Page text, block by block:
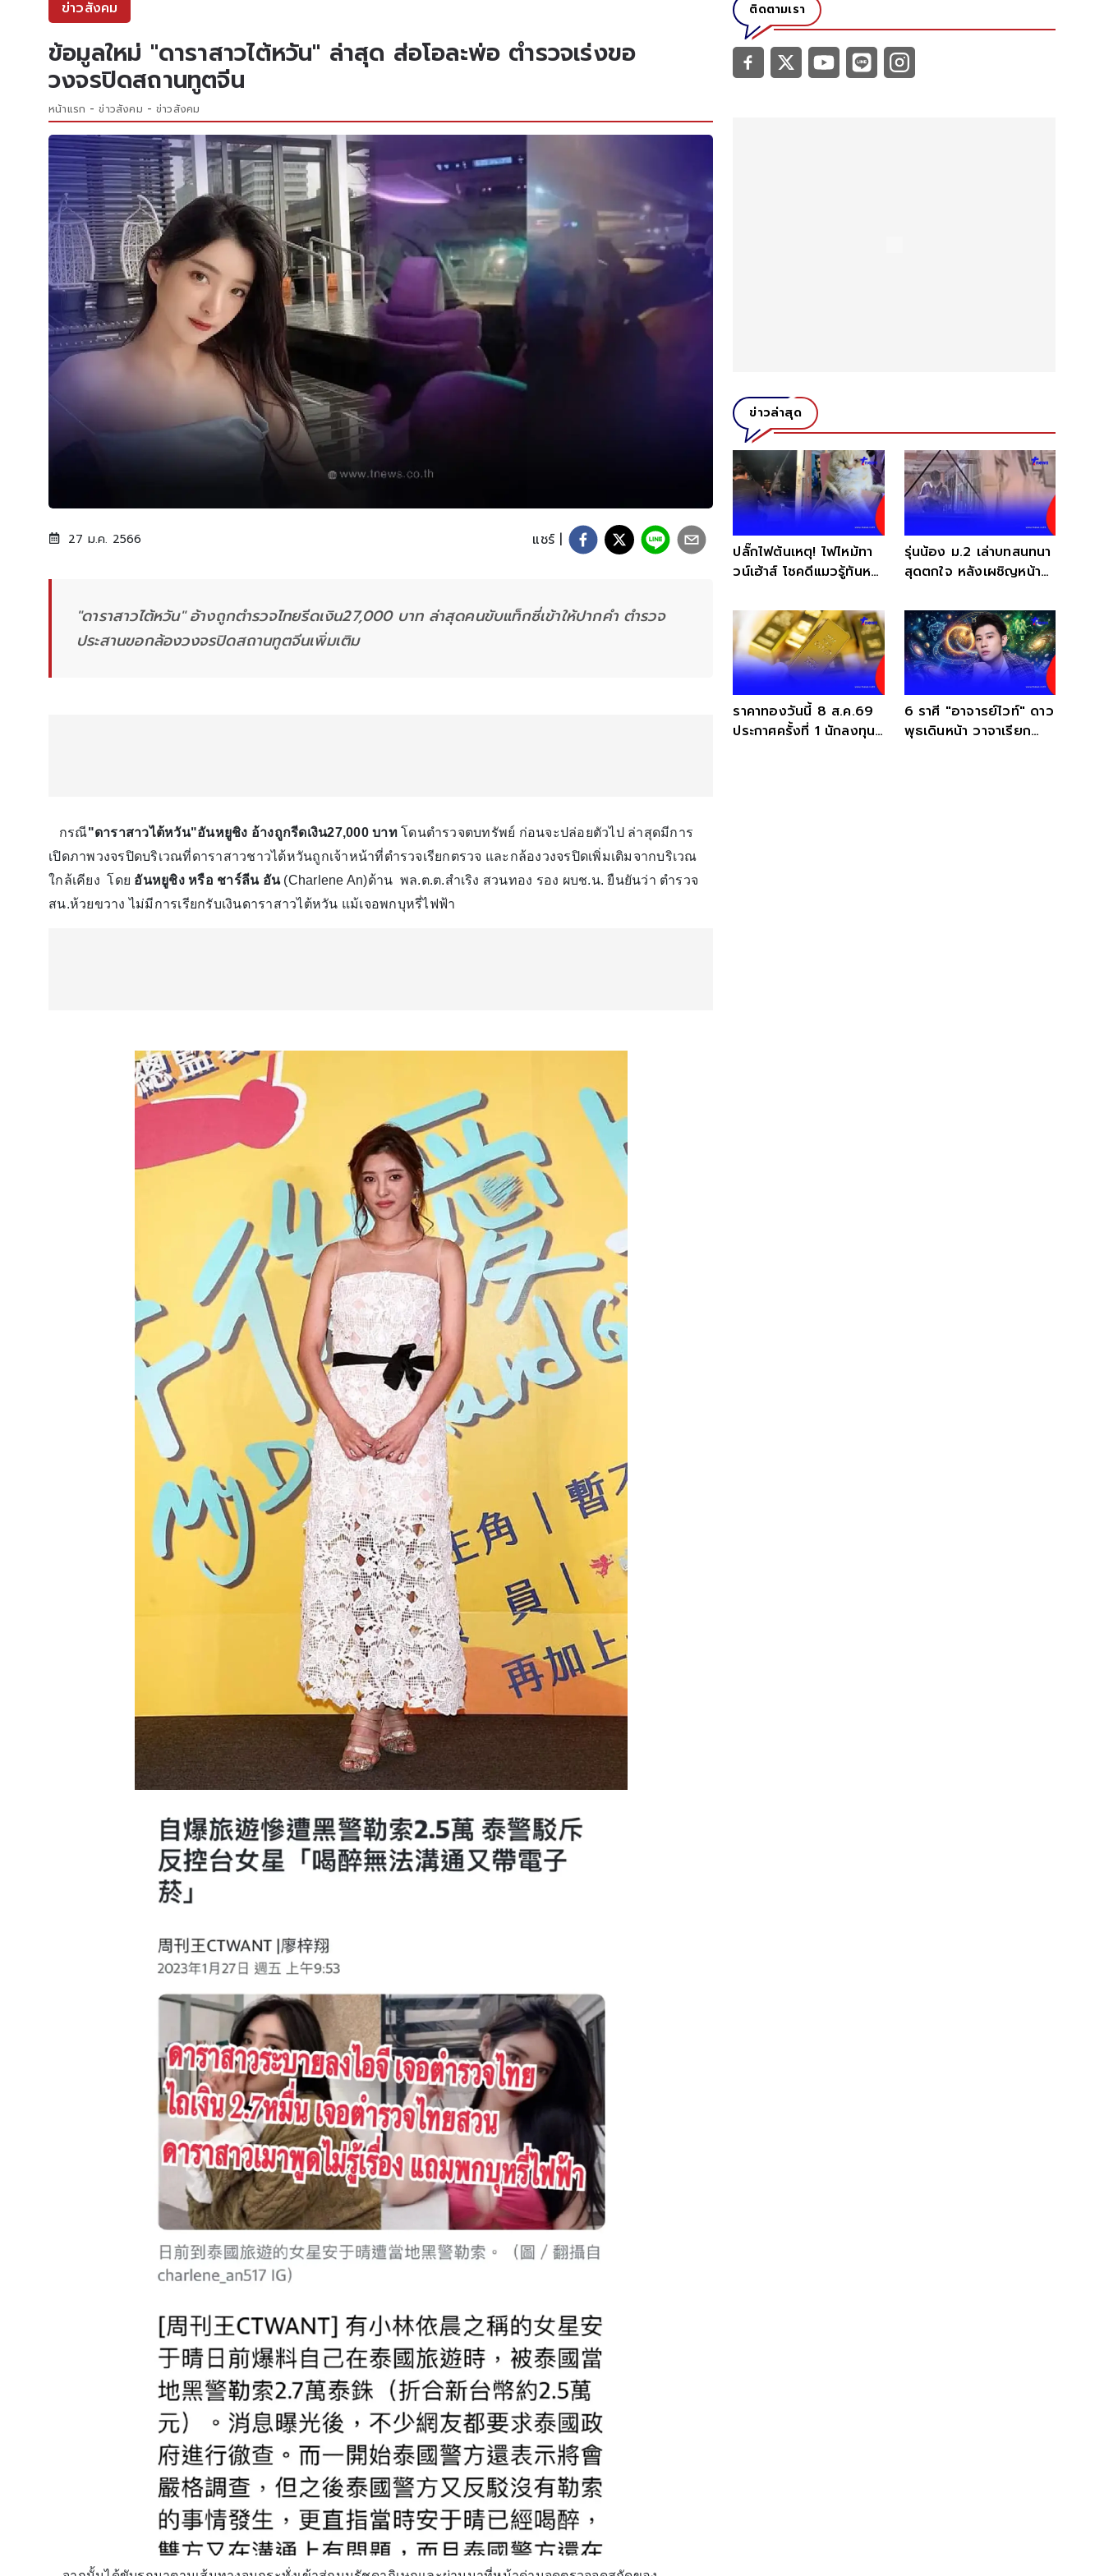
ข่าวสังคม
ข้อมูลใหม่ "ดาราสาวไต้หวัน" ล่าสุด ส่อโอละพ่อ ตำรวจเร่งขอ
วงจรปิดสถานทูตจีน
หน้าแรก ข่าวสังคม ข่าวสังคม
27 ม.ค. 2566 แชร์ |
"ดาราสาวไต้หวัน" อ้างถูกตำรวจไทยรีดเงิน27,000 บาท ล่าสุดคนขับแท็กซี่เข้าให้ปากคำ ตำรวจ
ประสานขอกล้องวงจรปิดสถานทูตจีนเพิ่มเติม
กรณี"ดาราสาวไต้หวัน"อันหยูชิง อ้างถูกรีดเงิน27,000 บาทโดนตำรวจตบทรัพย์ ก่อนจะปล่อยตัวไป ล่าสุดมีการ
เปิดภาพวงจรปิดบริเวณที่ดาราสาวชาวไต้หวันถูกเจ้าหน้าที่ตำรวจเรียกตรวจ และกล้องวงจรปิดเพิ่มเติมจากบริเวณ
ใกล้เคียง โดย อันหยูชิง หรือ ชาร์ลีน อัน(Charlene An)ด้าน พล.ต.ต.สำเริง สวนทอง รอง ผบช.น. ยืนยันว่า ตำรวจ
สน.ห้วยขวาง ไม่มีการเรียกรับเงินดาราสาวไต้หวัน แม้เจอพกบุหรี่ไฟฟ้า
ติดตามเรา
ข่าวล่าสุด
ปลั๊กไฟต้นเหตุ! ไฟไหม้ทา
วน์เฮ้าส์ โชคดีแมวรู้ทันหนี
รุ่นน้อง ม.2 เล่าบทสนทนา
สุดตกใจ หลังเผชิญหน้าผู้
ราคาทองวันนี้ 8 ส.ค.69
ประกาศครั้งที่ 1 นักลงทุน
6 ราศี "อาจารย์ไวท์" ดาว
พุธเดินหน้า วาจาเรียก